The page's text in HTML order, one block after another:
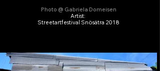
Photo @ Gabriela Domeisen
Artist:
Streetartfestival Snösätra 2018